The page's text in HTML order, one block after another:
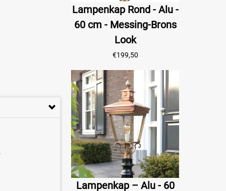
Lampenkap Rond - Alu -
60 cm - Messing-Brons
Look
€199,50
Lampenkap – Alu - 60